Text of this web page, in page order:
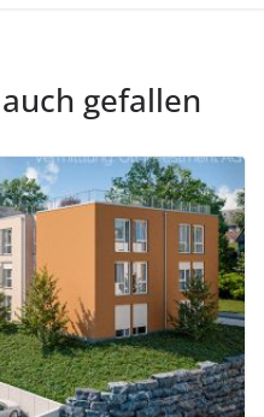
gefallen